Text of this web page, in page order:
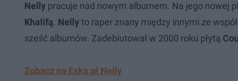
Nelly pracuje nad nowym albumem. Na jego nowej
Khalifą. Nellyto raper znany między innymi ze
sześć albumów. Zadebiutował w 2000 roku płytą
Zobacz na Eska.pl Nelly